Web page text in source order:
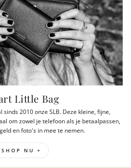
Little Bag
sinds 2010 onze SLB. Deze kleine, fijne,
om zowel je telefoon als je betaalpassen,
en foto's in mee te nemen.
SHOP NU +